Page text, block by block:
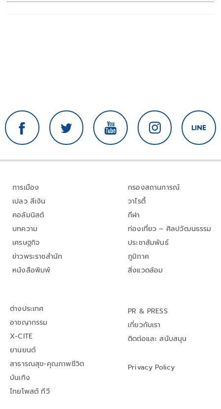
การเมือง
เปลว สีเงิน
คอลัมนิสต์
บทความ
เศรษฐกิจ
ข่าวพระราชสำนัก
หนังสือพิมพ์
กรองสถานการณ์
วาไรตี้
กีฬา
ท่องเที่ยว – ศิลปวัฒนธรรม
ประชาสัมพันธ์
ภูมิภาค
สิ่งแวดล้อม
ต่างประเทศ
อาชญากรรม
X-CITE
ยานยนต์
สาธารณสุข-คุณภาพชีวิต
บันเทิง
ไทยโพสต์ ทีวี
PR & PRESS
เกี่ยวกับเรา
ติดต่อและ สนับสนุน
Privacy Policy